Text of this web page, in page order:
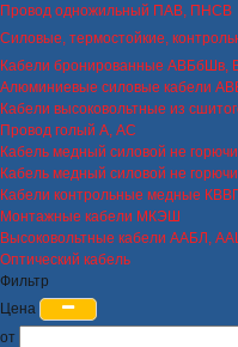
Провод одножильный ПАВ, ПНСВ
Силовые, термостойкие,
Кабели бронированные АВБбШв,
Алюминиевые силовые кабели
Кабели высоковольтные из
Провод голый А, АС
Кабель медный силовой не
Кабель медный силовой не
Кабели контрольные медные
Монтажные кабели МКЭШ
Высоковольтные кабели ААБЛ,
Оптический кабель
Фильтр
Цена
от